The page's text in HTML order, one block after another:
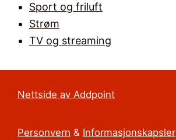
Sport og friluft
Strøm
TV og streaming
Nettside av Addpoint
Personvern & Informasjonskapsler